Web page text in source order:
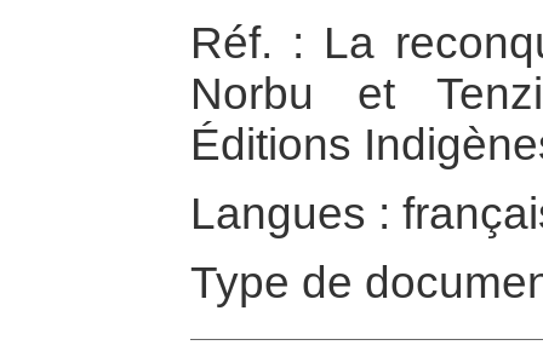
Réf. : La
Norbu et
Éditions
Langues :
Type de